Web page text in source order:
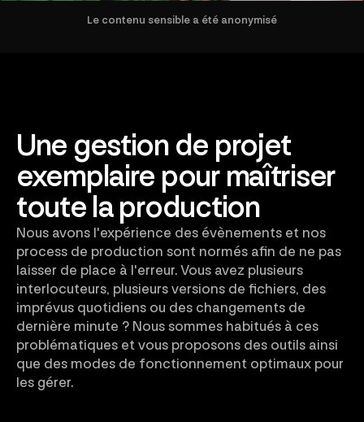
Le contenu sensible a été anonymisé
Une gestion de projet
exemplaire pour maîtriser
toute la production
Nous avons l'expérience des évènements et nos
process de production sont normés afin de ne pas
laisser de place à l'erreur. Vous avez plusieurs
interlocuteurs, plusieurs versions de fichiers, des
imprévus quotidiens ou des changements de
dernière minute ? Nous sommes habitués à ces
problématiques et vous proposons des outils ainsi
que des modes de fonctionnement optimaux pour
les gérer.